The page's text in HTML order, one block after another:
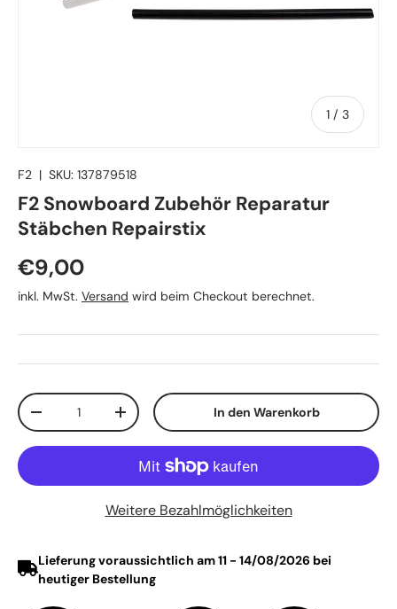
1 / von
3
F2 | SKU: 137879518
F2 Snowboard Zubehör Reparatur
Stäbchen Repairstix
Normaler Preis
€9,00
inkl. MwSt. Versand wird beim Checkout berechnet.
Anzahl
Menge verringernMenge erhöhen In den Warenkorb
Weitere Bezahlmöglichkeiten